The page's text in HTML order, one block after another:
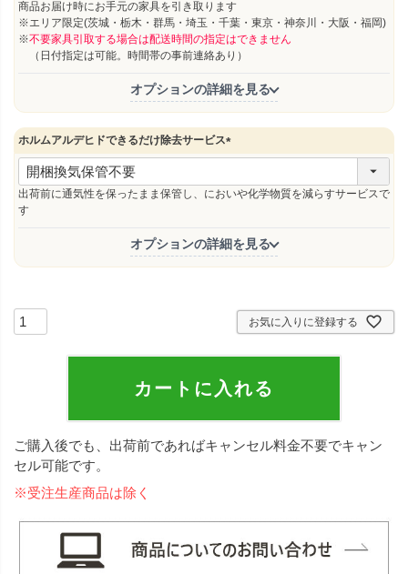
須
商品お届け時にお手元の家具を引き取ります
※エリア限定(茨城・栃木・群馬・埼玉・千葉・東京・神奈川・大阪・福岡)
※不要家具引取する場合は配送時間の指定はできません
（日付指定は可能。時間帯の事前連絡あり）
オプションの詳細を見る
ホルムアルデヒドできるだけ除去サービス
(
須
出荷前に通気性を保ったまま保管し、においや化学物質を減らすサービスで
す
オプションの詳細を見る
お気に入りに登録する
カートに入れる
ご購入後でも、出荷前であればキャンセル料金不要でキャン
セル可能です。
※受注生産商品は除く